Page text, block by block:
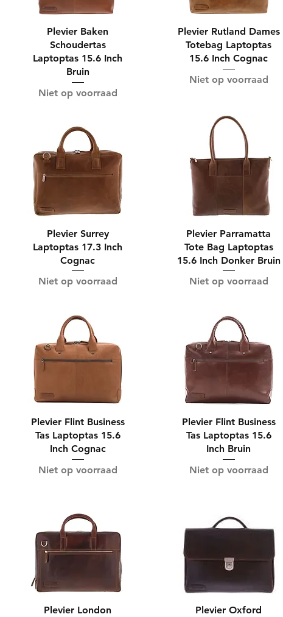
Plevier Baken
Schoudertas
Laptoptas 15.6 Inch
Bruin
Niet op voorraad
Plevier Rutland Dames
Totebag Laptoptas
15.6 Inch Cognac
Niet op voorraad
Plevier Surrey
Laptoptas 17.3 Inch
Cognac
Niet op voorraad
Plevier Parramatta
Tote Bag Laptoptas
15.6 Inch Donker Bruin
Niet op voorraad
Plevier Flint Business
Tas Laptoptas 15.6
Inch Cognac
Niet op voorraad
Plevier Flint Business
Tas Laptoptas 15.6
Inch Bruin
Niet op voorraad
Plevier London
Plevier Oxford